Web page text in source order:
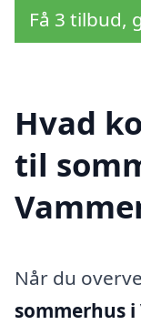
Få 3 tilbud,
Hvad
til
Når du
sommerhus